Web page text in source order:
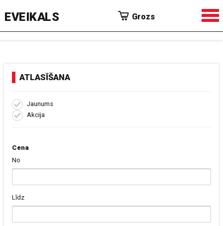
EVEIKALS Grozs
ATLASĪŠANA
Jaunums
Akcija
Cena
No
Līdz